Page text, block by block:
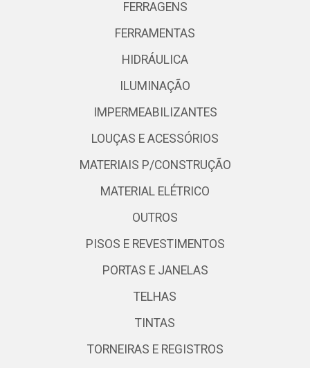
FERRAGENS
FERRAMENTAS
HIDRÁULICA
ILUMINAÇÃO
IMPERMEABILIZANTES
LOUÇAS E ACESSÓRIOS
MATERIAIS P/CONSTRUÇÃO
MATERIAL ELÉTRICO
OUTROS
PISOS E REVESTIMENTOS
PORTAS E JANELAS
TELHAS
TINTAS
TORNEIRAS E REGISTROS